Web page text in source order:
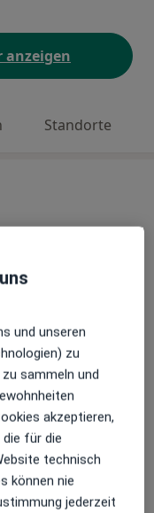
anzeigen
Standorte
sprechen.
von
Leiter - als
Gleichaltrigen, so
wir
Präsenz- und
Gruppentherapien
in 1996 wird
unabhängige
und in einer
und unseren
zu
sammeln und
akzeptieren,
die für die
technisch
können nie
jederzeit